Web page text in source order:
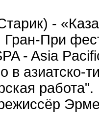
-
Гран-При
- Asia
в азиатско-
работа".
Эрмек